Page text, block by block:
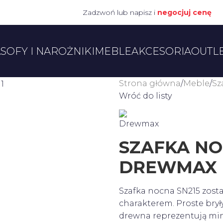
Zadzwoń lub napisz i negocjuj cenę
SOFY I NAROŻNIKI MEBLEAKCESORIA
Strona główna Meble
Wróć do listy
SZAFKA
DREWMAX
Szafka nocna SN215
charakterem. Proste
drewna reprezentują